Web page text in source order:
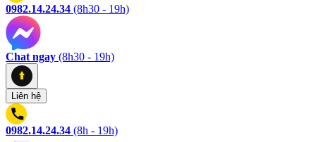
0982.14.24.34 (8h30 - 19h)
Chat ngay (8h30 - 19h)
Liên hệ
0982.14.24.34 (8h - 19h)